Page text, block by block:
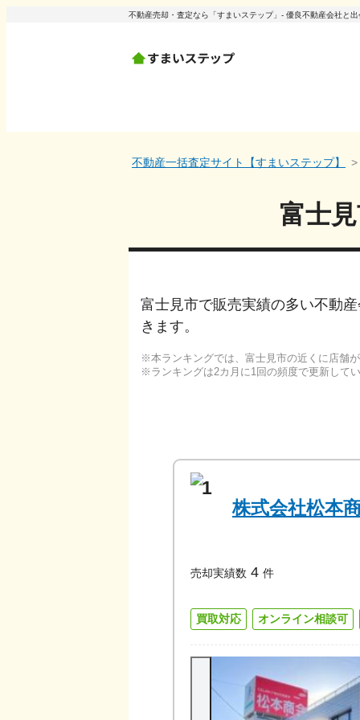
不動産売却・査定なら「すまいステップ」- 優良不動産会社と
不動産一括査定サイト【すまいステップ】
富士
富士見市で販売実績の多い不動
きます。
本ランキングでは、 富士見市の近くに店舗
ランキングは2カ月に1回の頻度で更新して
1
株式会社松本
売却実績数 4 件
買取対応 オンライン相談可